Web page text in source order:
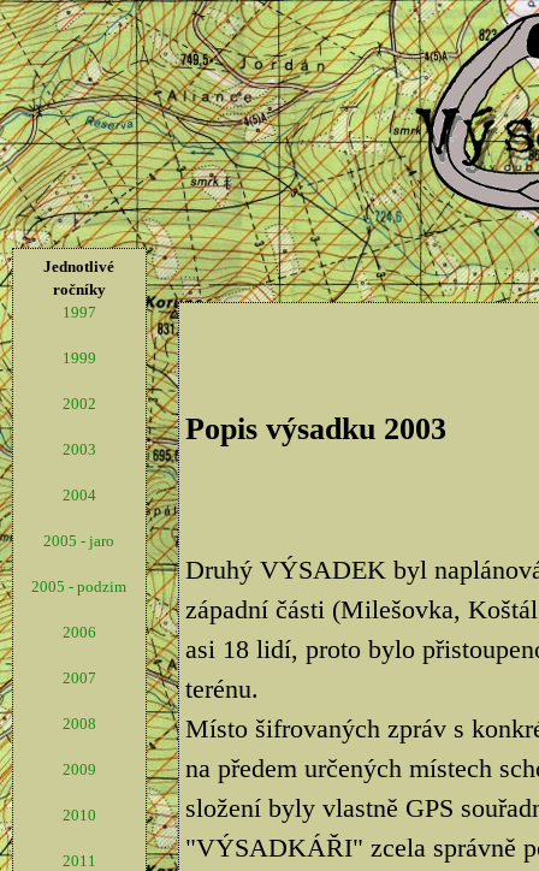
Jednotlivé
ročníky
1997
1999
2002
2003
2004
2005 - jaro
2005 - podzim
2006
2007
2008
2009
2010
2011
Popis výsadku 2003
Druhý VÝSADEK byl
západní části (Milešovka,
asi 18 lidí, proto bylo
terénu.
Místo šifrovaných zpráv s
na předem určených místech
složení byly vlastně GPS
"VÝSADKÁŘI" zcela správně